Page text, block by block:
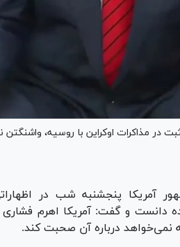
مذاکرات اوکراین با روسیه، واشنگتن
آمریکا پنجشنبه شب در
دانست و گفت: آمریکا اهرم فشاری
نمی‌خواهد درباره آن صحبت کند.